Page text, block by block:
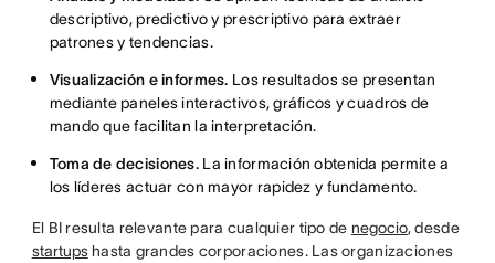
descriptivo, predictivo y prescriptivo para extraer
patrones y tendencias.
Visualización e informes. Los resultados se presentan
mediante paneles interactivos, gráficos y cuadros de
mando que facilitan la interpretación.
Toma de decisiones. La información obtenida permite a
los líderes actuar con mayor rapidez y fundamento.
El BI resulta relevante para cualquier tipo de negocio, desde
startupshasta grandes corporaciones. Las organizaciones